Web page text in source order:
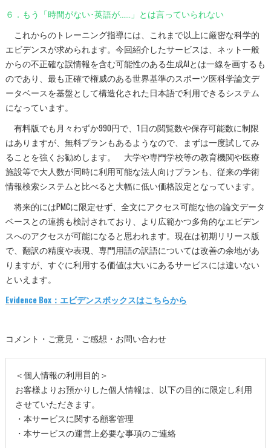
６．もう「時間がない･英語が……」とは言っていられない
これからのトレーニング指導には、これまで以上に厳密な科学的
エビデンスが求められます。今回紹介したサービスは、ネット一般
からの不正確な誤情報を含む可能性のある生成AIとは一線を画するも
のであり、最も正確で権威のある世界基準のスポーツ医科学論文デ
ータベースを基盤として構造化された日本語で利用できるシステム
になっています。
有料版でも月々わずか990円で、1日の閲覧数や保存可能数に制限
はありますが、無料プランもあるようなので、まずは一度試してみ
ることを強くお勧めします。 大学や専門学校等の教育機関や医療
施設等で大人数が同時に利用可能な法人向けプランも、従来の学術
情報検索システムと比べると大幅に低い価格設定となっています。
将来的にはPMCに限定せず、全文にアクセス可能な他の論文データ
ベースとの連携も検討されており、より広範かつ多角的なエビデン
スへのアクセスが可能になると思われます。現在は初期リリース版
で、翻訳の精度や表現、専門用語の訳語については改善の余地があ
りますが、すぐに利用する価値は大いにあるサービスには違いない
といえます。
Evidence Box：エビデンスボックスはこちらから
コメント・ご意見・ご感想・お問い合わせ
＜個人情報の利用目的＞
お客様よりお預かりした個人情報は、以下の目的に限定し利用
させていただきます。
・本サービスに関する顧客管理
・本サービスの運営上必要な事項のご連絡